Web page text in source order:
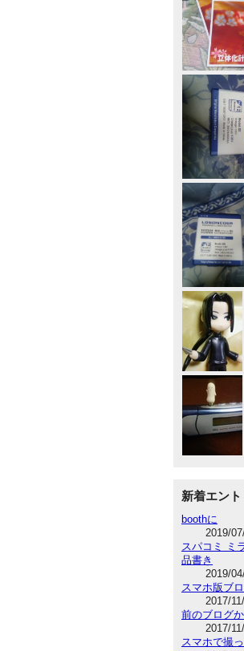
新着エン
boothに
2019/
スパコミ ミ
品書き
2019/
スマホ版ブ
2017/
前のブログ
2017/
スマホで撮